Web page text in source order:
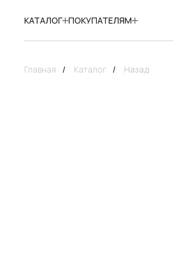
КАТАЛОГ ПОКУПАТЕЛЯМ
Главная / Каталог / Назад